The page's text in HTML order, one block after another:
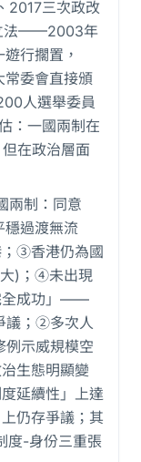
三次政改
法——2003年
行擱置，
委會直接頒
人選舉委員
：一國兩制在
在政治層面
兩制：同意
過渡無流
③香港仍為國
)；④未出現
全成功」——
議；②多次人
示威規模空
生態明顯變
延續性」上達
仍存爭議；其
度-身份三重張